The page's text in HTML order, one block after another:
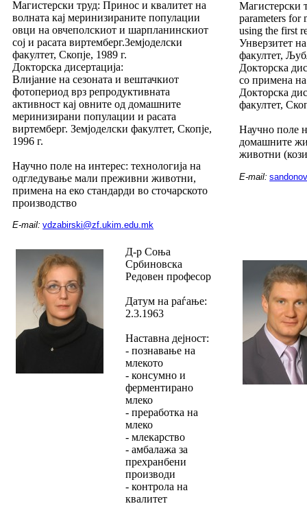
Магистерски труд: Принос и квалитет на
волната кај меринизираните популации
овци на овчеполскиот и шарпланинскиот
сој и расата виртемберг.Земјоделски
факултет, Скопје, 1989 г.
Докторска дисертација:
Влијание на сезоната и вештачкиот
фотопериод врз репродуктивната
активност кај овните од домашните
меринизирани популации и расата
виртемберг. Земјоделски факултет, Скопје,
1996 г.
Научно поле на интерес: технологија на
одгледување мали преживни животни,
примена на еко стандарди во сточарското
производство
E-mail: vdzabirski@zf.ukim.edu.mk
Магистерски
parameters for
using the first
Унверзитет
факултет,
Докторска
со примена
Докторска
факултет,
Научно поле
домашните
животни
E-mail:
Д-р Соња
Србиновска
Редовен професор
Датум на раѓање:
2.3.1963
Наставна дејност:
- познавање на
млекото
- консумно и
ферментирано
млеко
- преработка на
млеко
- млекарство
- амбалажа за
прехранбени
производи
- контрола на
квалитет